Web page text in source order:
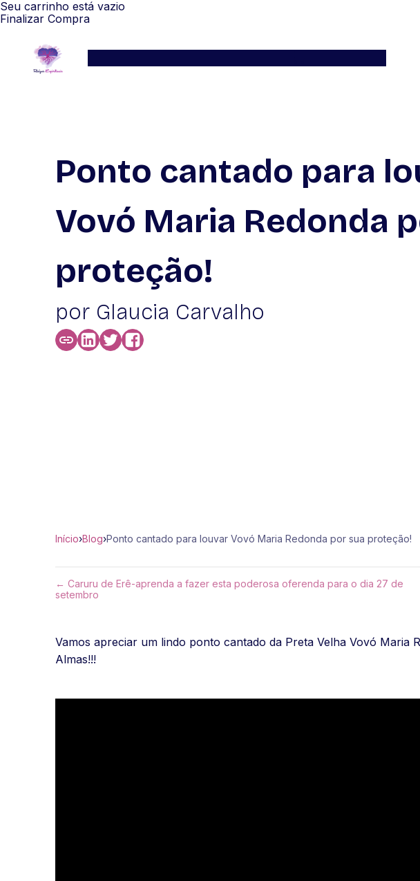
Seu carrinho está vazio
Finalizar Compra
Ponto cantado para
Vovó Maria Redonda
proteção!
por Glaucia Carvalho
Início›Blog›Ponto cantado para louvar Vovó Maria Redonda por sua proteção!
← Caruru de Erê-aprenda a fazer esta poderosa oferenda para o dia 27 de
setembro
Vamos apreciar um lindo ponto cantado da Preta Velha Vovó Maria
Almas!!!